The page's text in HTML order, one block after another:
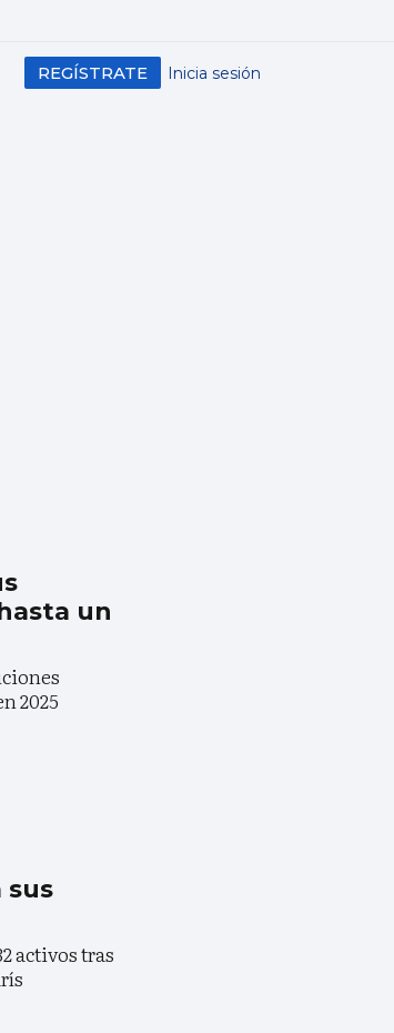
Inicia sesión
REGÍSTRATE
un
2025
sus
activos tras